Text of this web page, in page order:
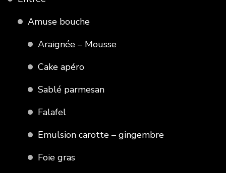
Amuse bouche
Araignée – Mousse
Cake apéro
Sablé parmesan
Falafel
Emulsion carotte – gingembre
Foie gras